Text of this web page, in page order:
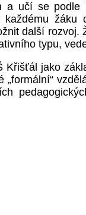
a učí se podle
žáku
další rozvoj.
typu,
Křišťál jako
„formální“